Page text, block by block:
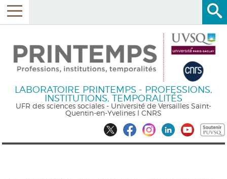
LABORATOIRE PRINTEMPS - PROFESSIONS,
INSTITUTIONS, TEMPORALITÉS
UFR des sciences sociales - Université de Versailles Saint-
Quentin-en-Yvelines l CNRS